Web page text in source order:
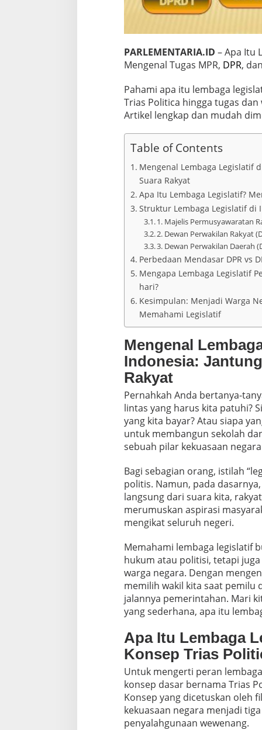
PARLEMENTARIA.ID – Apa Itu
Mengenal Tugas MPR, DPR,
Pahami apa itu lembaga
Trias Politica hingga tugas dan
Artikel lengkap dan mudah
Table of Contents
Mengenal Lembaga Legislatif
Suara Rakyat
Apa Itu Lembaga Legislatif?
Struktur Lembaga Legislatif di
1. Majelis Permusyawaratan
2. Dewan Perwakilan Rakyat
3. Dewan Perwakilan Daerah
Perbedaan Mendasar DPR vs
Mengapa Lembaga Legislatif
hari?
Kesimpulan: Menjadi Warga
Memahami Legislatif
Mengenal
Indonesia:
Rakyat
Pernahkah Anda bertanya-
lintas yang harus kita patuhi?
yang kita bayar? Atau siapa
untuk membangun sekolah
sebuah pilar kekuasaan
Bagi sebagian orang, istilah
politis. Namun, pada
langsung dari suara kita,
merumuskan aspirasi
mengikat seluruh negeri.
Memahami lembaga legislatif
hukum atau politisi, tetapi
warga negara. Dengan
memilih wakil kita saat pemilu
jalannya pemerintahan. Mari
yang sederhana, apa itu
Apa Itu Lembaga
Konsep Trias
Untuk mengerti peran
konsep dasar bernama Trias
Konsep yang dicetuskan oleh
kekuasaan negara menjadi
penyalahgunaan wewenang.